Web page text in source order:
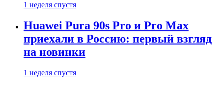
1 неделя спустя
Huawei Pura 90s Pro и Pro Max
приехали в Россию: первый взгляд
на новинки
1 неделя спустя